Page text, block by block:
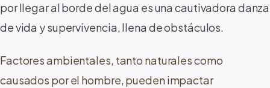
por llegar al borde del agua es una cautivadora danza
de vida y supervivencia, llena de obstáculos.
Factores ambientales, tanto naturales como
causados por el hombre, pueden impactar